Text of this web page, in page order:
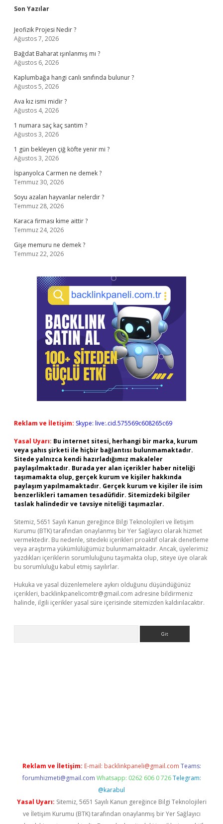
Sidebar
Son Yazılar
Jeofizik Projesi Nedir ?
Ağustos 7, 2026
Bağdat Baharat ışınlanmış mı ?
Ağustos 6, 2026
Kaplumbağa hangi canlı sınıfında bulunur ?
Ağustos 5, 2026
Ava kız ismi midir ?
Ağustos 4, 2026
1 numara saç kaç santim ?
Ağustos 3, 2026
1 gün bekleyen çiğ köfte yenir mi ?
Ağustos 3, 2026
İspanyolca Carmen ne demek ?
Temmuz 30, 2026
Soyu azalan hayvanlar nelerdir ?
Temmuz 28, 2026
Karaca firması kime aittir ?
Temmuz 24, 2026
Gişe memuru ne demek ?
Temmuz 22, 2026
Reklam ve İletişim: Skype: live:.cid.575569c608265c69
Yasal Uyarı: Bu internet sitesi, herhangi bir marka, kurum
veya şahıs şirketi ile hiçbir bağlantısı bulunmamaktadır.
Sitede yalnızca kendi hazırladığımız makaleler
paylaşılmaktadır. Burada yer alan içerikler haber niteliği
taşımamakta olup, gerçek kurum ve kişiler hakkında
paylaşım yapılmamaktadır. Gerçek kurum ve kişiler ile isim
benzerlikleri tamamen tesadüfidir. Sitemizdeki bilgiler
taslak halindedir ve tavsiye niteliği taşımazlar.
Sitemiz, 5651 Sayılı Kanun gereğince Bilgi Teknolojileri ve İletişim
Kurumu (BTK) tarafından onaylanmış bir Yer Sağlayıcı olarak hizmet
vermektedir. Bu nedenle, sitedeki içerikleri proaktif olarak denetleme
veya araştırma yükümlülüğümüz bulunmamaktadır. Ancak, üyelerimiz
yazdıkları içeriklerin sorumluluğunu taşımakta olup, siteye üye olarak
bu sorumluluğu kabul etmiş sayılırlar.
Hukuka ve yasal düzenlemelere aykırı olduğunu düşündüğünüz
içerikleri, backlinkpanelicomtr@gmail.com adresine bildirmeniz
halinde, ilgili içerikler yasal süre içerisinde sitemizden kaldırılacaktır.
Reklam ve İletişim: E-mail: backlinkpaneli@gmail.com Teams:
forumhizmeti@gmail.com Whatsapp: 0262 606 0 726 Telegram:
@karabul
Yasal Uyarı: Sitemiz, 5651 Sayılı Kanun gereğince Bilgi Teknolojileri
ve İletişim Kurumu (BTK) tarafından onaylanmış bir Yer Sağlayıcı